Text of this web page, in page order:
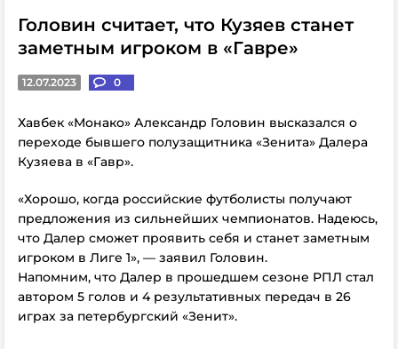
Головин считает, что Кузяев станет
заметным игроком в «Гавре»
12.07.2023 0
Хавбек «Монако» Александр Головин высказался о
переходе бывшего полузащитника «Зенита» Далера
Кузяева в «Гавр».
«Хорошо, когда российские футболисты получают
предложения из сильнейших чемпионатов. Надеюсь,
что Далер сможет проявить себя и станет заметным
игроком в Лиге 1», — заявил Головин.
Напомним, что Далер в прошедшем сезоне РПЛ стал
автором 5 голов и 4 результативных передач в 26
играх за петербургский «Зенит».